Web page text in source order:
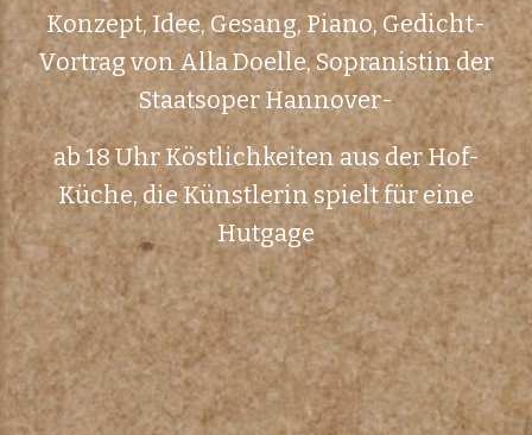
Konzept, Idee, Gesang, Piano, Gedicht-
Vortrag von Alla Doelle, Sopranistin der
Staatsoper Hannover-
ab 18 Uhr Köstlichkeiten aus der Hof-
Küche, die Künstlerin spielt für eine
Hutgage